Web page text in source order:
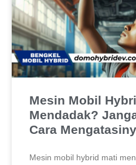
Mesin Mobil
Mendadak?
Cara
Mesin mobil hybrid mati